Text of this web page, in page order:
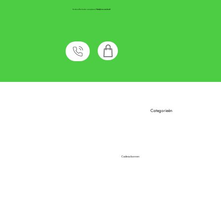
Huidoneffenheden verwijderen?Bekijk ons aanbod!
Categorieën
Cadeaubonnen